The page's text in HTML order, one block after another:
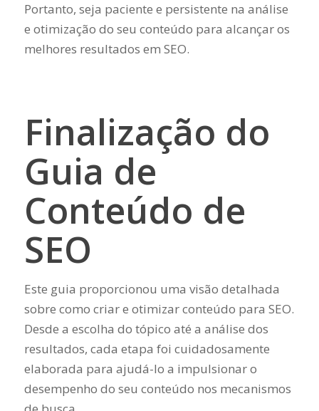
Portanto, seja paciente e persistente na análise
e otimização do seu conteúdo para alcançar os
melhores resultados em SEO.
Finalização do
Guia de
Conteúdo de
SEO
Este guia proporcionou uma visão detalhada
sobre como criar e otimizar conteúdo para SEO.
Desde a escolha do tópico até a análise dos
resultados, cada etapa foi cuidadosamente
elaborada para ajudá-lo a impulsionar o
desempenho do seu conteúdo nos mecanismos